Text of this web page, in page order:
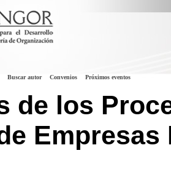
Buscar autor Convenios Próximos eventos
de los